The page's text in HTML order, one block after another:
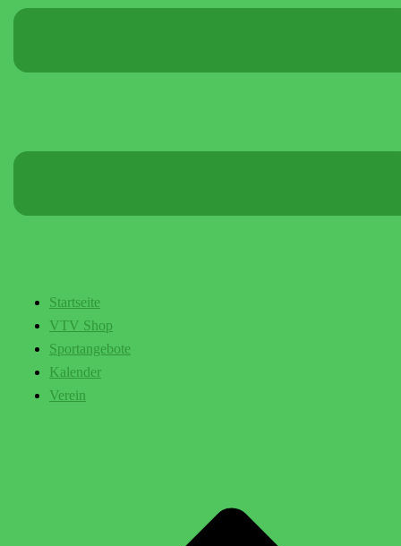
Startseite
VTV Shop
Sportangebote
Kalender
Verein